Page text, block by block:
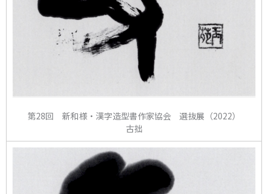
第28回 新和様・漢字造型書作家協会 選抜展（2022）
古拙